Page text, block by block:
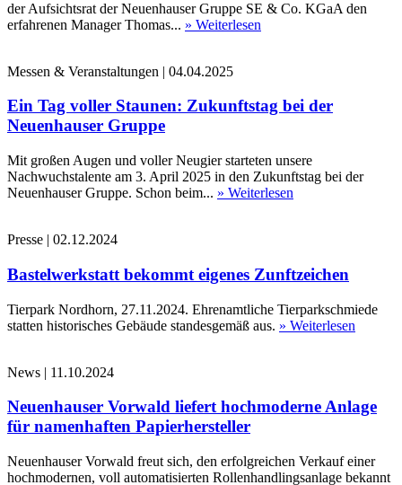
der Aufsichtsrat der Neuenhauser Gruppe SE & Co. KGaA den
erfahrenen Manager Thomas... » Weiterlesen
Messen & Veranstaltungen | 04.04.2025
Ein Tag voller Staunen: Zukunftstag bei der
Neuenhauser Gruppe
Mit großen Augen und voller Neugier starteten unsere
Nachwuchstalente am 3. April 2025 in den Zukunftstag bei der
Neuenhauser Gruppe. Schon beim... » Weiterlesen
Presse | 02.12.2024
Bastelwerkstatt bekommt eigenes Zunftzeichen
Tierpark Nordhorn, 27.11.2024. Ehrenamtliche Tierparkschmiede
statten historisches Gebäude standesgemäß aus. » Weiterlesen
News | 11.10.2024
Neuenhauser Vorwald liefert hochmoderne Anlage
für namenhaften Papierhersteller
Neuenhauser Vorwald freut sich, den erfolgreichen Verkauf einer
hochmodernen, voll automatisierten Rollenhandlingsanlage bekannt